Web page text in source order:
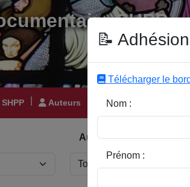
SHPP
Auteurs Editeurs
Auteur :
📝
Télécharger le
Nom :
Prénom :